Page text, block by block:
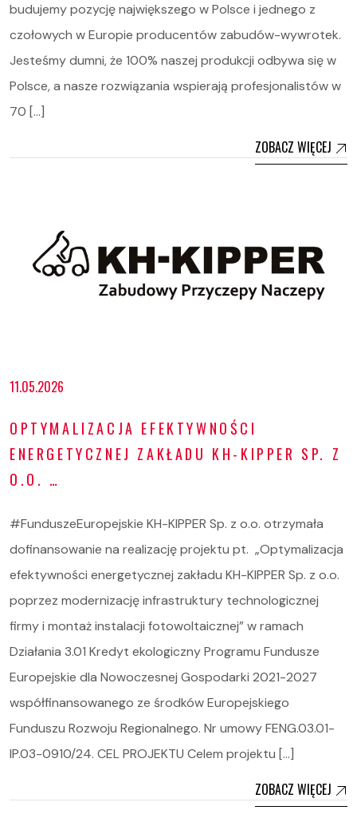
budujemy pozycję największego w Polsce i jednego z
czołowych w Europie producentów zabudów-wywrotek.
Jesteśmy dumni, że 100% naszej produkcji odbywa się w
Polsce, a nasze rozwiązania wspierają profesjonalistów w
70 […]
ZOBACZ WIĘCEJ
11.05.2026
OPTYMALIZACJA EFEKTYWNOŚCI
ENERGETYCZNEJ ZAKŁADU KH-KIPPER SP. Z
O.O. …
#FunduszeEuropejskie KH-KIPPER Sp. z o.o. otrzymała
dofinansowanie na realizację projektu pt. „Optymalizacja
efektywności energetycznej zakładu KH-KIPPER Sp. z o.o.
poprzez modernizację infrastruktury technologicznej
firmy i montaż instalacji fotowoltaicznej” w ramach
Działania 3.01 Kredyt ekologiczny Programu Fundusze
Europejskie dla Nowoczesnej Gospodarki 2021-2027
współfinansowanego ze środków Europejskiego
Funduszu Rozwoju Regionalnego. Nr umowy FENG.03.01-
IP.03-0910/24. CEL PROJEKTU Celem projektu […]
ZOBACZ WIĘCEJ